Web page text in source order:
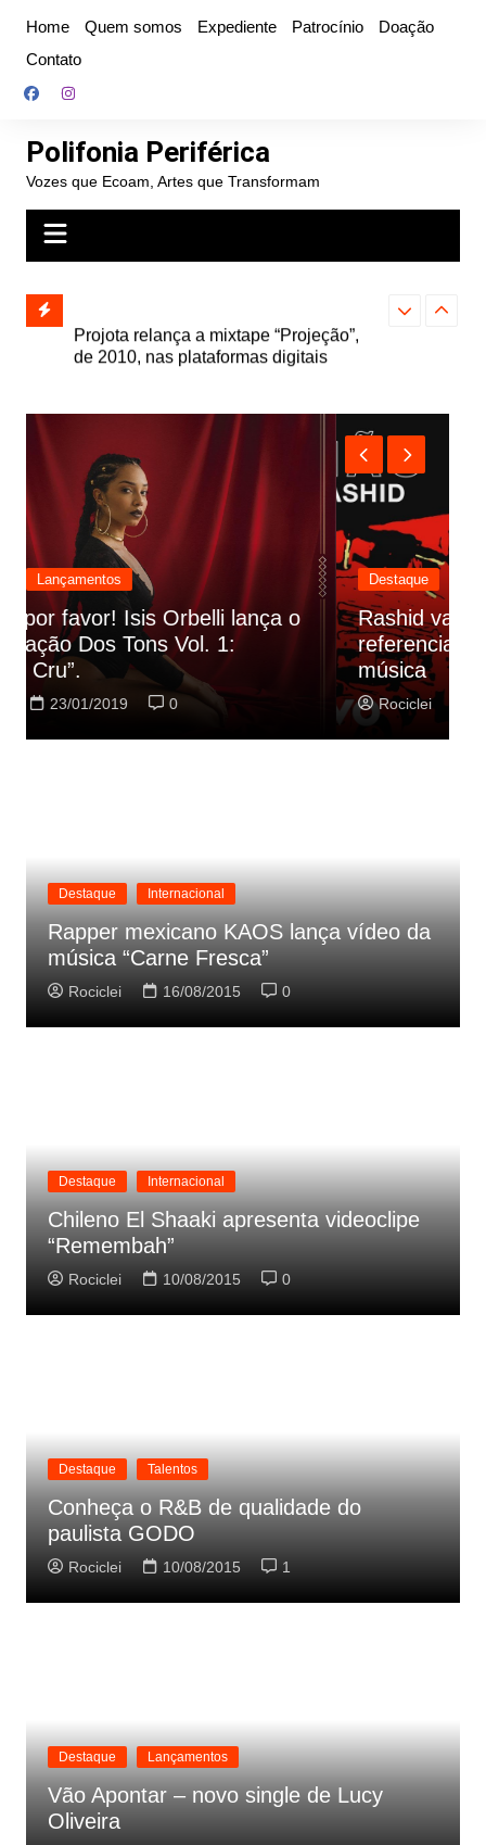
conteúdo
Home Quem somos Expediente Patrocínio
Doação
Contato
Polifonia Periférica
Vozes que Ecoam, Artes que Transformam
e abre
autoral,
de 2010, nas plataformas digitais
Farofa
Destaque Lançamentos
Rashid vai buscar nos HQs as
referencias do clipe de sua nova
música
Rociclei 22/01/2019
Destaque Internacional
Rapper mexicano KAOS lança vídeo da
música “Carne Fresca”
Rociclei 16/08/2015 0
Destaque Internacional
Chileno El Shaaki apresenta videoclipe
“Remembah”
Rociclei 10/08/2015 0
Destaque Talentos
Conheça o R&B de qualidade do
paulista GODO
Rociclei 10/08/2015 1
Destaque Lançamentos
Vão Apontar – novo single de Lucy
Oliveira